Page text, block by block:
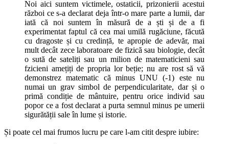
Noi aici suntem victimele, ostaticii, prizonierii acestui
război ce s-a declarat deja într-o mare parte a lumii, dar
iată că noi suntem în măsură de a ști și de a fi
experimentat faptul că cea mai umilă rugăciune, făcută
cu dragoste și cu credință, te apropie de adevăr, mai
mult decât zece laboratoare de fizică sau biologie, decât
o sută de sateliți sau un milion de matematicieni sau
fzicieni amețiți de propria lor beție; nu are rost să vă
demonstrez matematic că minus UNU (-1) este nu
numai un grav simbol de perpendicularitate, dar și o
primă condiție de mântuire, pentru orice individ sau
popor ce a fost declarat a purta semnul minus pe umerii
sigurătății sale în lume și istorie.
Și poate cel mai frumos lucru pe care l-am citit despre iubire: